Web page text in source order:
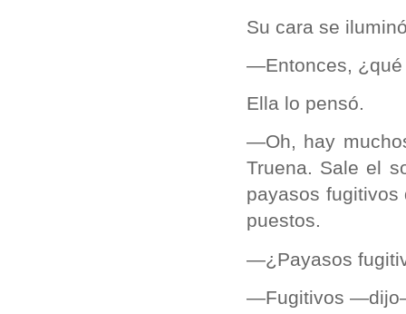
Su cara se
—Entonces,
Ella lo pensó.
—Oh, hay
Truena. Sale el
payasos
puestos.
—¿Payasos
—Fugitivos